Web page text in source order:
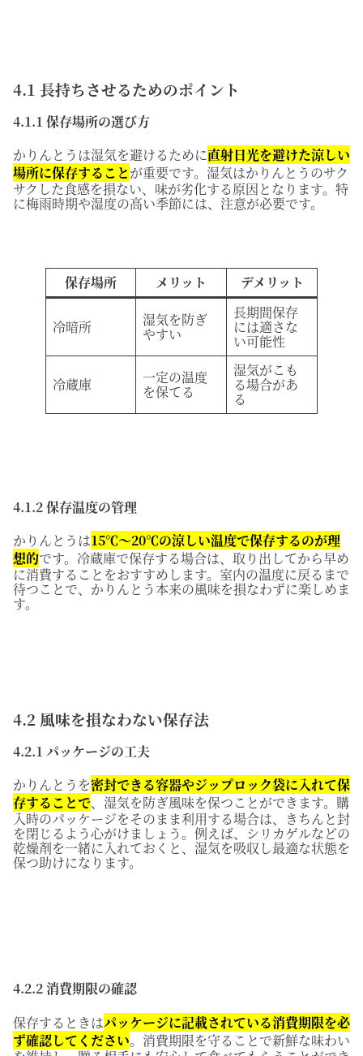
4.1 長持ちさせるためのポイント
4.1.1 保存場所の選び方
かりんとうは湿気を避けるために直射日光を避けた涼しい
場所に保存することが重要です。湿気はかりんとうのサク
サクした食感を損ない、味が劣化する原因となります。特
に梅雨時期や湿度の高い季節には、注意が必要です。
保存場所 メリット デメリット
冷暗所 湿気を防ぎ
やすい
長期間保存
には適さな
い可能性
冷蔵庫 一定の温度
を保てる
湿気がこも
る場合があ
る
4.1.2 保存温度の管理
かりんとうは15℃〜20℃の涼しい温度で保存するのが理
想的です。冷蔵庫で保存する場合は、取り出してから早め
に消費することをおすすめします。室内の温度に戻るまで
待つことで、かりんとう本来の風味を損なわずに楽しめま
す。
4.2 風味を損なわない保存法
4.2.1 パッケージの工夫
かりんとうを密封できる容器やジップロック袋に入れて保
存することで、湿気を防ぎ風味を保つことができます。購
入時のパッケージをそのまま利用する場合は、きちんと封
を閉じるよう心がけましょう。例えば、シリカゲルなどの
乾燥剤を一緒に入れておくと、湿気を吸収し最適な状態を
保つ助けになります。
4.2.2 消費期限の確認
保存するときはパッケージに記載されている消費期限を必
ず確認してください。消費期限を守ることで新鮮な味わい